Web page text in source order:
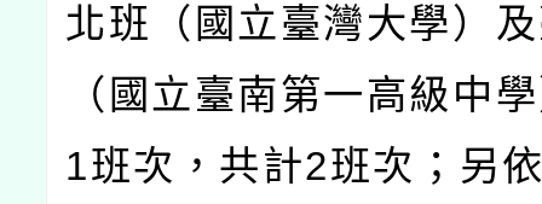
北班（國立臺灣大學）
（國立臺南第一高級中
1班次，共計2班次；另